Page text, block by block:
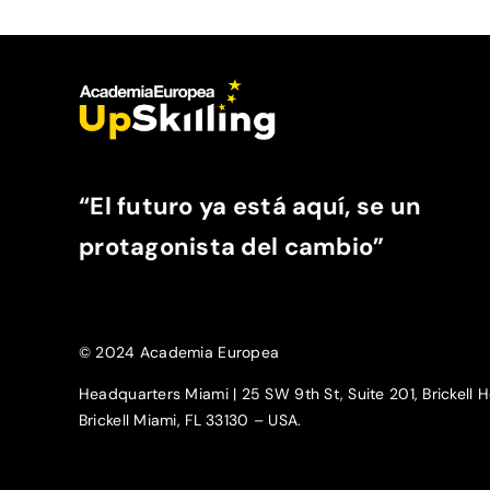
“El futuro ya está aquí, se un
protagonista del cambio”
© 2024 Academia Europea
Headquarters Miami | 25 SW 9th St, Suite 201, Brickell
Brickell Miami, FL 33130 – USA.